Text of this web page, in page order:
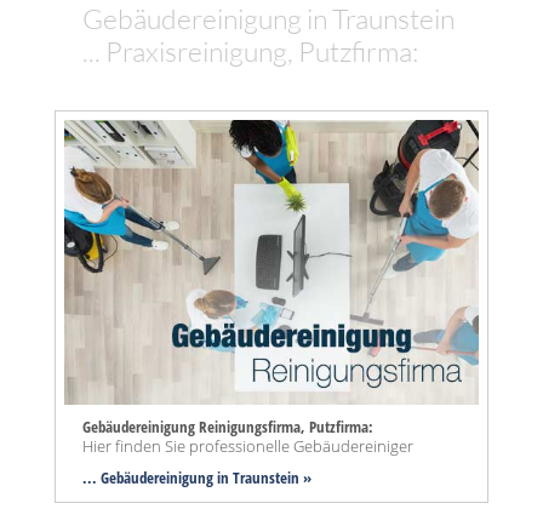
Gebäudereinigung in Traunstein
... Praxisreinigung, Putzfirma:
Gebäudereinigung Reinigungsfirma, Putzfirma:
Hier finden Sie professionelle Gebäudereiniger
... Gebäudereinigung in Traunstein »